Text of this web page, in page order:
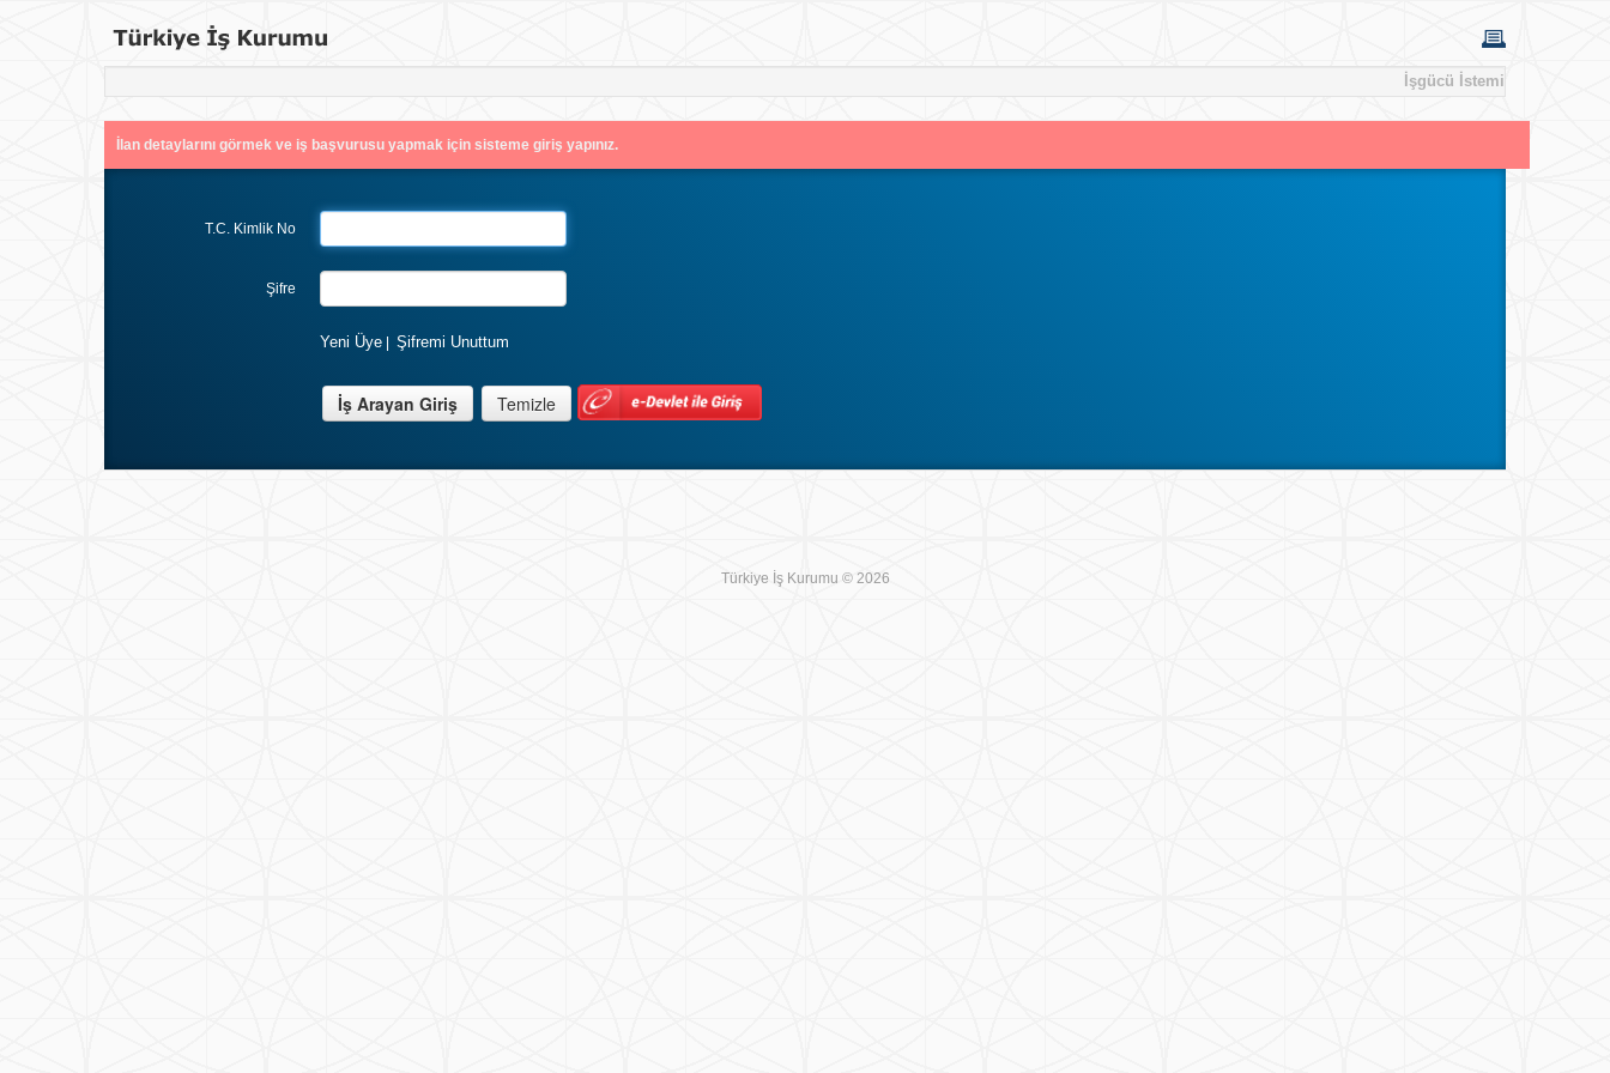
İşgücü İstemi
İlan detaylarını görmek ve iş başvurusu yapmak için sisteme giriş yapınız.
T.C. Kimlik No
Şifre
Yeni Üye Şifremi Unuttum
Türkiye İş Kurumu © 2026